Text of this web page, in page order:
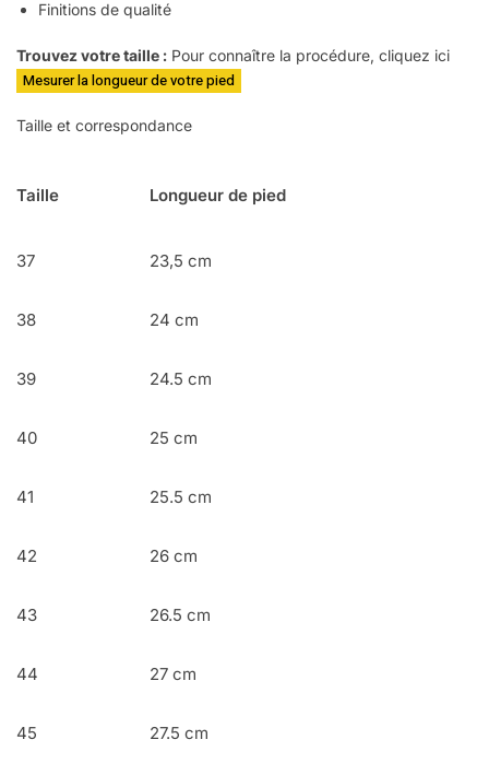
Finitions de qualité
Trouvez votre taille : Pour connaître la procédure, cliquez ici
Mesurer la longueur de votre pied
Taille et correspondance
Taille Longueur de pied
37 23,5 cm
38 24 cm
39 24.5 cm
40 25 cm
41 25.5 cm
42 26 cm
43 26.5 cm
44 27 cm
45 27.5 cm